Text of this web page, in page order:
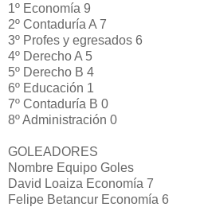
1º Economía 9
2º Contaduría A 7
3º Profes y egresados 6
4º Derecho A 5
5º Derecho B 4
6º Educación 1
7º Contaduría B 0
8º Administración 0
GOLEADORES
Nombre Equipo Goles
David Loaiza Economía 7
Felipe Betancur Economía 6